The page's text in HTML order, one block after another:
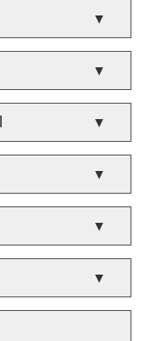
▼
▼
▼
▼
▼
▼